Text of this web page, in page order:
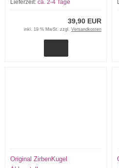
Lieferzeit: ca. 2-4 Tage
39,90 EUR
inkl. 19 % MwSt. zzgl. Versandkosten
Original ZirbenKugel